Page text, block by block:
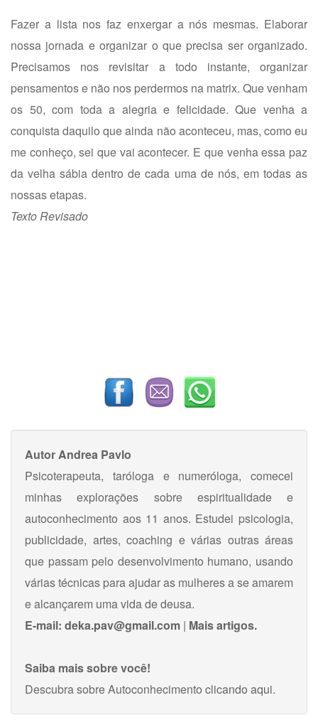
Fazer a lista nos faz enxergar a nós mesmas. Elaborar
nossa jornada e organizar o que precisa ser organizado.
Precisamos nos revisitar a todo instante, organizar
pensamentos e não nos perdermos na matrix. Que venham
os 50, com toda a alegria e felicidade. Que venha a
conquista daquilo que ainda não aconteceu, mas, como eu
me conheço, sei que vai acontecer. E que venha essa paz
da velha sábia dentro de cada uma de nós, em todas as
nossas etapas.
Texto Revisado
AutorAndrea Pavlo
Psicoterapeuta, taróloga e numeróloga, comecei
minhas explorações sobre espiritualidade e
autoconhecimento aos 11 anos. Estudei psicologia,
publicidade, artes, coaching e várias outras áreas
que passam pelo desenvolvimento humano, usando
várias técnicas para ajudar as mulheres a se amarem
e alcançarem uma vida de deusa.
E-mail: deka.pav@gmail.com | Mais artigos.
Saiba mais sobre você!
Descubra sobre Autoconhecimento clicando aqui.